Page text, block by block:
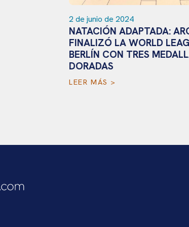
2 de junio de 2024
NATACIÓN ADAPTADA:
FINALIZÓ LA WORLD
BERLÍN CON TRES
DORADAS
LEER MÁS >